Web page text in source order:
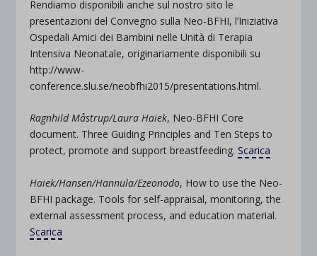
Rendiamo disponibili anche sul nostro sito le
presentazioni del Convegno sulla Neo-BFHI, l’Iniziativa
Ospedali Amici dei Bambini nelle Unità di Terapia
Intensiva Neonatale, originariamente disponibili su
http://www-
conference.slu.se/neobfhi2015/presentations.html.
Ragnhild Måstrup/Laura Haiek, Neo-BFHI Core
document. Three Guiding Principles and Ten Steps to
protect, promote and support breastfeeding.Scarica
Haiek/Hansen/Hannula/Ezeonodo, How to use the Neo-
BFHI package. Tools for self-appraisal, monitoring, the
external assessment process, and education material.
Scarica